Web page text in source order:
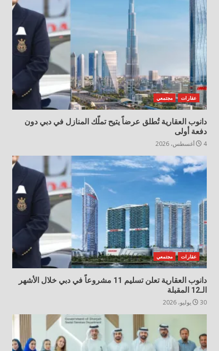
عقارات مجتمعي
دانوب العقارية تُطلق عرضاً يتيح تملّك المنازل في دبي دون
دفعة أولى
4 أغسطس، 2026
عقارات مجتمعي
دانوب العقارية تعلن تسليم 11 مشروعاً في دبي خلال الأشهر
الـ12 المقبلة
30 يوليو، 2026